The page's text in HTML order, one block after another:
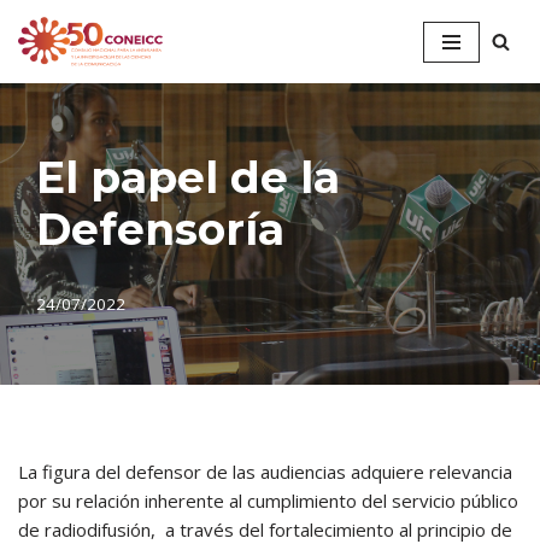
Saltar
al
contenido
El papel de la
Defensoría
24/07/2022
La figura del defensor de las audiencias adquiere relevancia
por su relación inherente al cumplimiento del servicio público
de radiodifusión, a través del fortalecimiento al principio de